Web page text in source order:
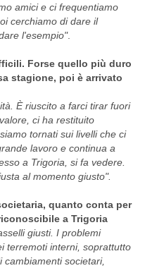
amici e ci frequentiamo
cerchiamo di dare il
l'esempio".
Forse quello più duro
stagione, poi è arrivato
È riuscito a farci tirar fuori
ci ha restituito
tornati sui livelli che ci
lavoro e continua a
a Trigoria, si fa vedere.
al momento giusto".
quanto conta per
a Trigoria
giusti. I problemi
terremoti interni, soprattutto
cambiamenti societari,